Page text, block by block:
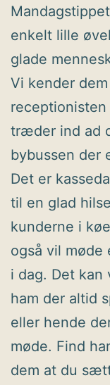
enkelt lille
glade
Vi kender
receptionisten
træder ind ad
bybussen der
Det er
til en glad
kunderne i
også vil møde
i dag. Det
ham der altid
eller hende
møde. Find
dem at du